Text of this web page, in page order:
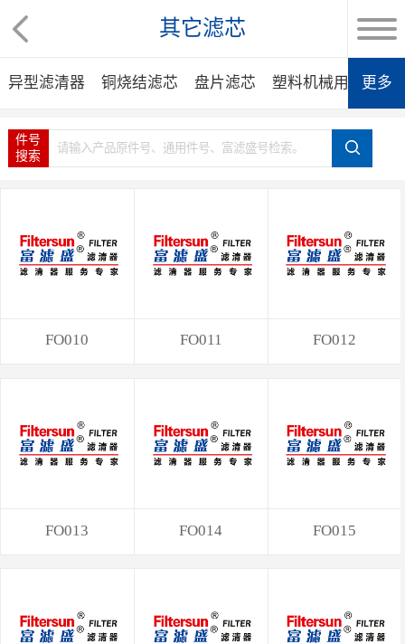
其它滤芯
异型滤清器 铜烧结滤芯 盘片滤芯 塑料机械用滤芯
更多
件号
搜索
FO010 FO011 FO012
FO013 FO014 FO015